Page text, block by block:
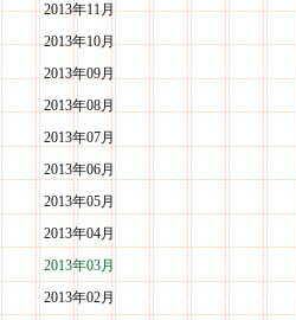
2013年11月
2013年10月
2013年09月
2013年08月
2013年07月
2013年06月
2013年05月
2013年04月
2013年03月
2013年02月